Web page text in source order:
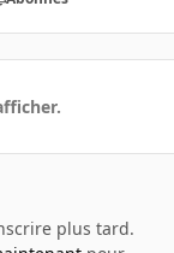
plus tard.